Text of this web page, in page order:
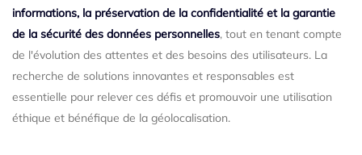
informations, la préservation de la confidentialité et la garantie
de la sécurité des données personnelles, tout en tenant compte
de l'évolution des attentes et des besoins des utilisateurs. La
recherche de solutions innovantes et responsables est
essentielle pour relever ces défis et promouvoir une utilisation
éthique et bénéfique de la géolocalisation.